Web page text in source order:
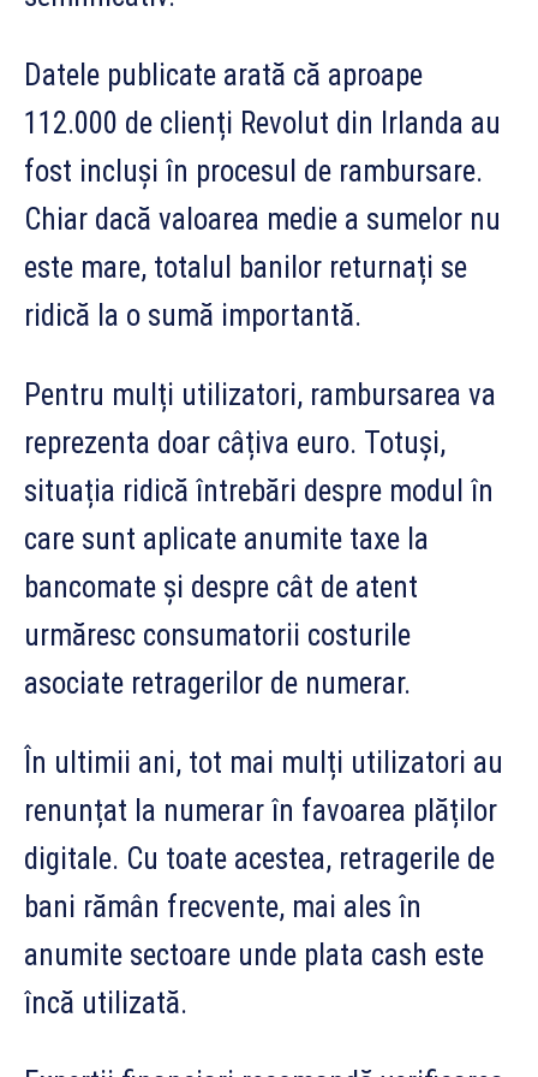
Datele publicate arată că aproape
112.000 de clienți Revolut din Irlanda au
fost incluși în procesul de rambursare.
Chiar dacă valoarea medie a sumelor nu
este mare, totalul banilor returnați se
ridică la o sumă importantă.
Pentru mulți utilizatori, rambursarea va
reprezenta doar câțiva euro. Totuși,
situația ridică întrebări despre modul în
care sunt aplicate anumite taxe la
bancomate și despre cât de atent
urmăresc consumatorii costurile
asociate retragerilor de numerar.
În ultimii ani, tot mai mulți utilizatori au
renunțat la numerar în favoarea plăților
digitale. Cu toate acestea, retragerile de
bani rămân frecvente, mai ales în
anumite sectoare unde plata cash este
încă utilizată.